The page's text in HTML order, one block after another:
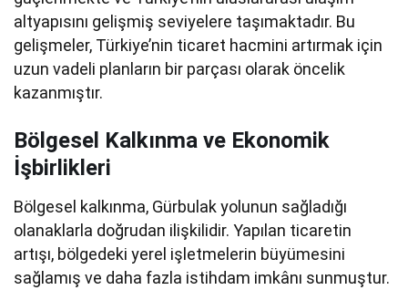
altyapısını gelişmiş seviyelere taşımaktadır. Bu
gelişmeler, Türkiye’nin ticaret hacmini artırmak için
uzun vadeli planların bir parçası olarak öncelik
kazanmıştır.
Bölgesel Kalkınma ve Ekonomik
İşbirlikleri
Bölgesel kalkınma, Gürbulak yolunun sağladığı
olanaklarla doğrudan ilişkilidir. Yapılan ticaretin
artışı, bölgedeki yerel işletmelerin büyümesini
sağlamış ve daha fazla istihdam imkânı sunmuştur.